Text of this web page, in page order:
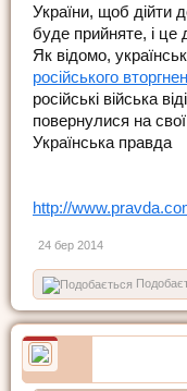
України, щоб дійти
буде прийняте, і це
Як відомо,
російського
російські війська
повернулися на
Українська правда
http://
24 бер 2014